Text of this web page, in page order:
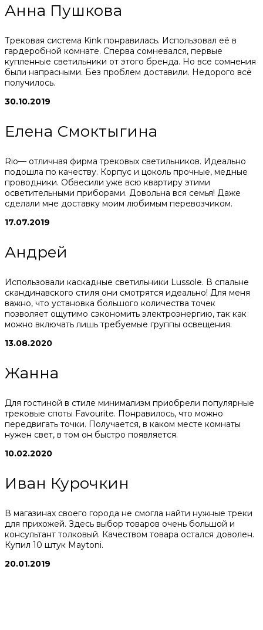
Анна Пушкова
Трековая система Kink понравилась. Использовал её в
гардеробной комнате. Сперва сомневался, первые
купленные светильники от этого бренда. Но все сомнения
были напрасными. Без проблем доставили. Недорого всё
получилось.
30.10.2019
Елена Смоктыгина
Rio— отличная фирма трековых светильников. Идеально
подошла по качеству. Корпус и цоколь прочные, медные
проводники. Обвесили уже всю квартиру этими
осветительными приборами. Довольна вся семья! Даже
сделали мне доставку моим любимым перевозчиком.
17.07.2019
Андрей
Использовали каскадные светильники Lussole. В спальне
скандинавского стиля они смотрятся идеально! Для меня
важно, что установка большого количества точек
позволяет ощутимо сэкономить электроэнергию, так как
можно включать лишь требуемые группы освещения.
13.08.2020
Жанна
Для гостиной в стиле минимализм приобрели популярные
трековые споты Favourite. Понравилось, что можно
передвигать точки. Получается, в каком месте комнаты
нужен свет, в том он быстро появляется.
10.02.2020
Иван Курочкин
В магазинах своего города не смогла найти нужные треки
для прихожей. Здесь выбор товаров очень большой и
консультант толковый. Качеством товара остался доволен.
Купил 10 штук Maytoni.
20.01.2019